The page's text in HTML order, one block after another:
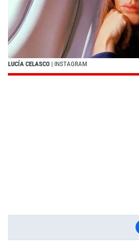
LUCÍA CELASCO | INSTAGRAM